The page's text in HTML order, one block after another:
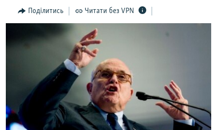
Перейти
до
ПОГЛЯД
ВСЕ ЗА ДЕНЬ
СПЕЦПРОЕКТИ
ДЕПОРТАЦІЯ
ВІДЕОУРОКИ «ELIFBE»
СВІДЧЕННЯ ОКУПАЦІЇ
ЯК ОБІЙТИ БЛОКУВАННЯ
Русский
Qırımtatar
Поділитись Читати без VPN